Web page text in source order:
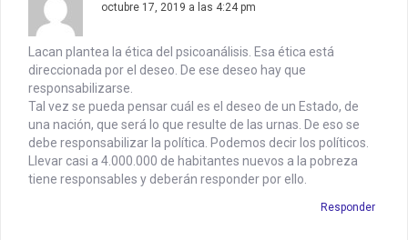
t
i
o
n
octubre 17, 2019 a las 4:24 pm
Lacan plantea la ética del psicoanálisis. Esa ética está
direccionada por el deseo. De ese deseo hay que
responsabilizarse.
Tal vez se pueda pensar cuál es el deseo de un Estado, de
una nación, que será lo que resulte de las urnas. De eso se
debe responsabilizar la política. Podemos decir los políticos.
Llevar casi a 4.000.000 de habitantes nuevos a la pobreza
tiene responsables y deberán responder por ello.
Responder